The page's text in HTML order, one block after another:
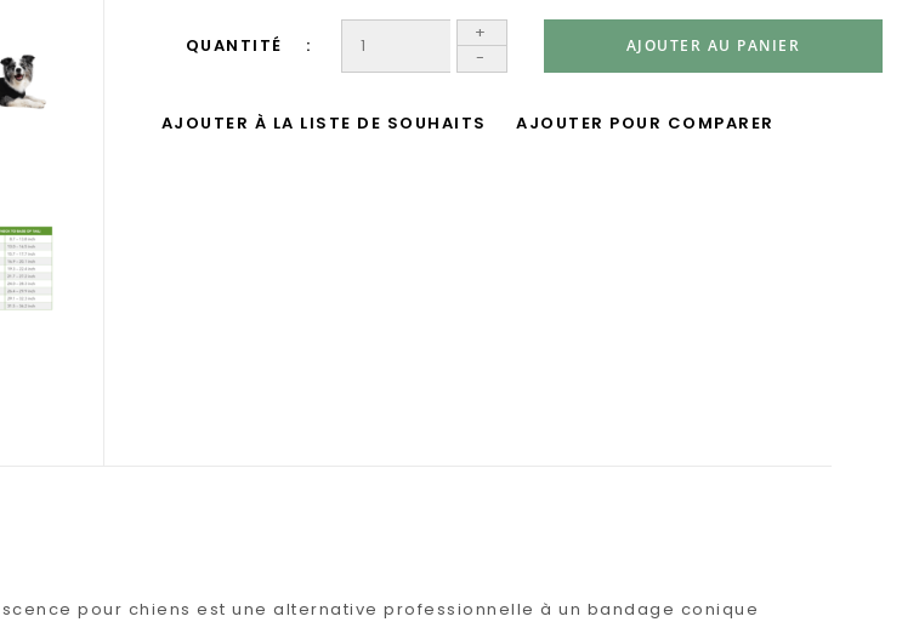
QUANTITÉ
+
-
AJOUTER AU PANIER
AJOUTER À LA LISTE DE SOUHAITS AJOUTER POUR COMPARER
pour chiens est une alternative professionnelle à un bandage conique